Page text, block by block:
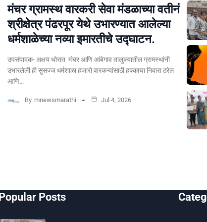
मंचर ग्रामस्थ वारकरी सेवा मंडळाच्या वतीनं
श्रीक्षेत्र पंढरपूर येथे उभारण्यात आलेल्या
धर्मशाळेच्या नव्या इमारतीचे उद्घाटन.
उपसंपादक- अक्षय थोरात मंचर आणि आंबेगाव तालुक्यातील ग्रामस्थांनी
उभारलेली ही सुसज्ज धर्मशाळा हजारो वारकऱ्यांसाठी हक्काचा निवारा ठरेल
आणि…
By mnewsmarathi Jul 4, 2026
Popular Posts